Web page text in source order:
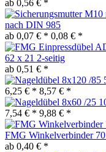
ab 0,56 € *
nach DIN 985
ab 0,07 € * 0,08 € *
62 x 21 2-seitig
ab 0,51 € *
6,25 € * 8,57 € *
7,54 € * 9,88 € *
FMG Winkelverbinder
ab 0,40 € *